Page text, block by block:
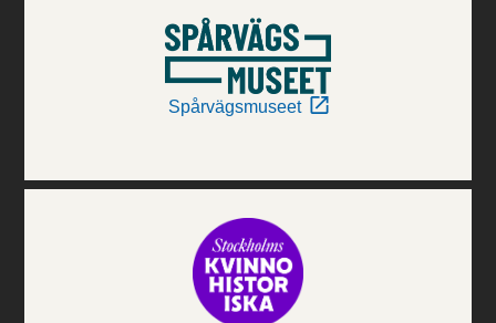
Spårvägsmuseet